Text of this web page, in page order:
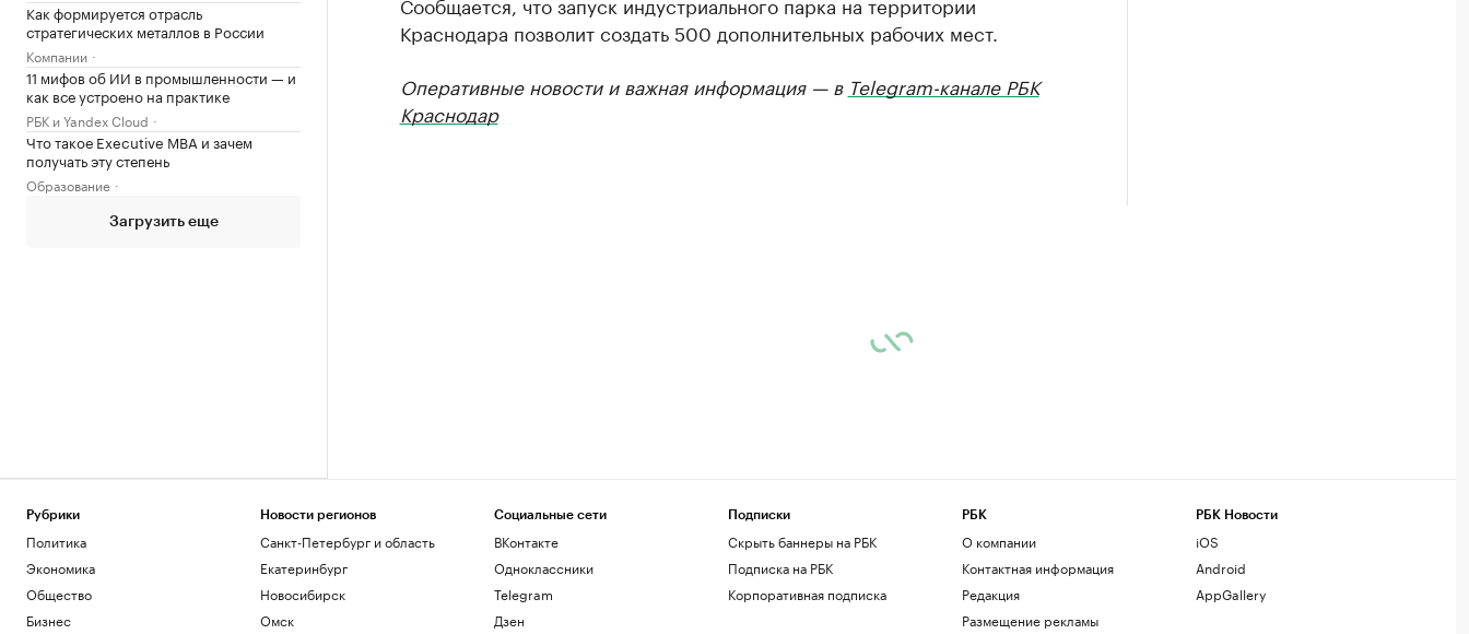
Как формируется отрасль
стратегических металлов в России
Компании
11 мифов об ИИ в промышленности — и
как все устроено на практике
РБК и Yandex Cloud
Что такое Executive MBA и зачем
получать эту степень
Образование
Загрузить еще
Краснодара позволит создать 500 дополнительных рабочих мест.
Оперативные новости и важная информация — в Telegram-канале РБК
Краснодар
Рубрики
Политика
Экономика
Общество
Бизнес
Новости регионов
Санкт-Петербург и область
Екатеринбург
Новосибирск
Омск
Социальные сети
ВКонтакте
Одноклассники
Telegram
Дзен
Подписки
Скрыть баннеры на РБК
Подписка на РБК
Корпоративная подписка
РБК
О компании
Контактная информация
Редакция
Размещение рекламы
РБК Новости
iOS
Android
AppGallery